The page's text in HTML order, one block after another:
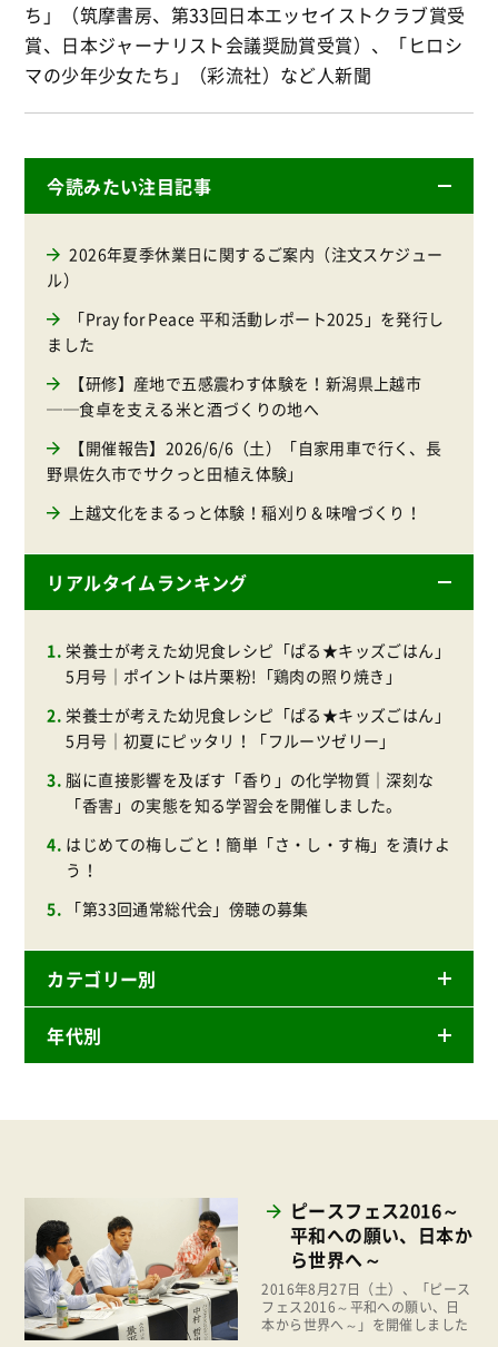
ち」（筑摩書房、第33回日本エッセイストクラブ賞受
賞、日本ジャーナリスト会議奨励賞受賞）、「ヒロシ
マの少年少女たち」（彩流社）など人新聞
今読みたい注目記事
2026年夏季休業日に関するご案内（注文スケジュー
ル）
「Pray for Peace 平和活動レポート2025」を発行し
ました
【研修】産地で五感震わす体験を！新潟県上越市
──食卓を支える米と酒づくりの地へ
【開催報告】2026/6/6（土）「自家用車で行く、長
野県佐久市でサクっと田植え体験」
上越文化をまるっと体験！稲刈り＆味噌づくり！
リアルタイムランキング
栄養士が考えた幼児食レシピ「ぱる★キッズごはん」
5月号｜ポイントは片栗粉!「鶏肉の照り焼き」
栄養士が考えた幼児食レシピ「ぱる★キッズごはん」
5月号｜初夏にピッタリ！「フルーツゼリー」
脳に直接影響を及ぼす「香り」の化学物質｜深刻な
「香害」の実態を知る学習会を開催しました。
はじめての梅しごと！簡単「さ・し・す梅」を漬けよ
う！
「第33回通常総代会」傍聴の募集
カテゴリー別
ニュースリリース
商品
地域コミュニティ
組合員活動
平和と国際連帯
年代別
2023年
2022年
2021年
2020年
ピースフェス2016～
平和への願い、日本か
ら世界へ～
2016年8月27日（土）、「ピース
フェス2016～平和への願い、日
本から世界へ～」を開催しました